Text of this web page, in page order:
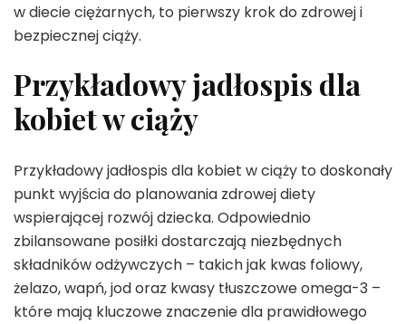
w diecie ciężarnych, to pierwszy krok do zdrowej i
bezpiecznej ciąży.
Przykładowy jadłospis dla
kobiet w ciąży
Przykładowy jadłospis dla kobiet w ciąży to doskonały
punkt wyjścia do planowania zdrowej diety
wspierającej rozwój dziecka. Odpowiednio
zbilansowane posiłki dostarczają niezbędnych
składników odżywczych – takich jak kwas foliowy,
żelazo, wapń, jod oraz kwasy tłuszczowe omega-3 –
które mają kluczowe znaczenie dla prawidłowego